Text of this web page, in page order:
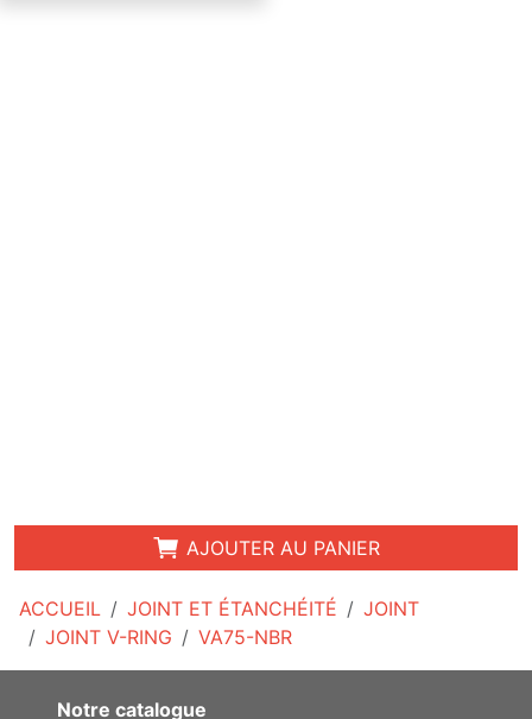
ACCUEIL JOINT ET ÉTANCHÉITÉ
JOINT
JOINT V-RING
VA75-NBR
AJOUTER AU PANIER
Notre catalogue